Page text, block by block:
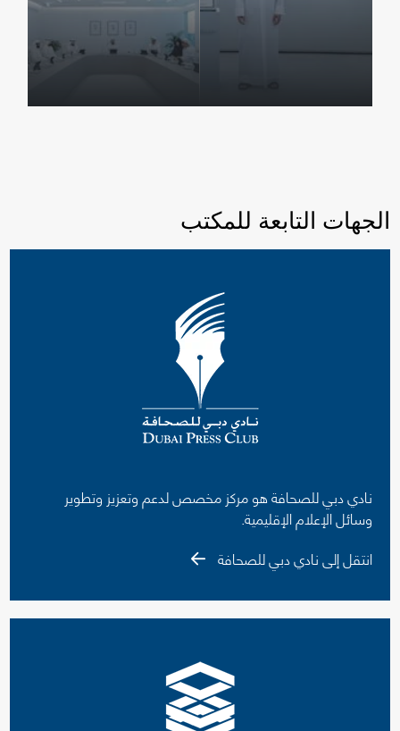
الجهات التابعة للمكتب
نادي دبي للصحافة هو مركز مخصص لدعم وتعزيز وتطوير
وسائل الإعلام الإقليمية.
انتقل إلى نادي دبي للصحافة